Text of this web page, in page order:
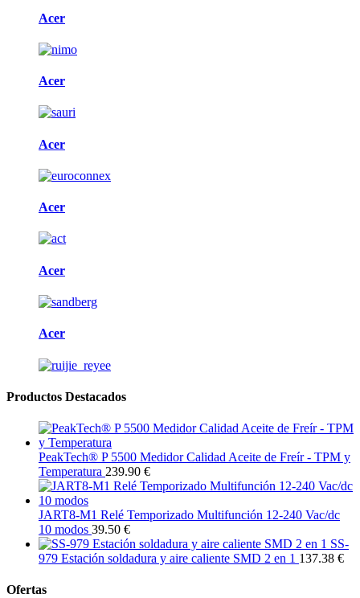
Acer
Acer
Acer
Acer
Acer
Acer
Productos Destacados
PeakTech® P 5500 Medidor Calidad Aceite de Freír - TPM y
Temperatura 239.90 €
JART8-M1 Relé Temporizado Multifunción 12-240 Vac/dc
10 modos 39.50 €
SS-
979 Estación soldadura y aire caliente SMD 2 en 1 137.38 €
Ofertas